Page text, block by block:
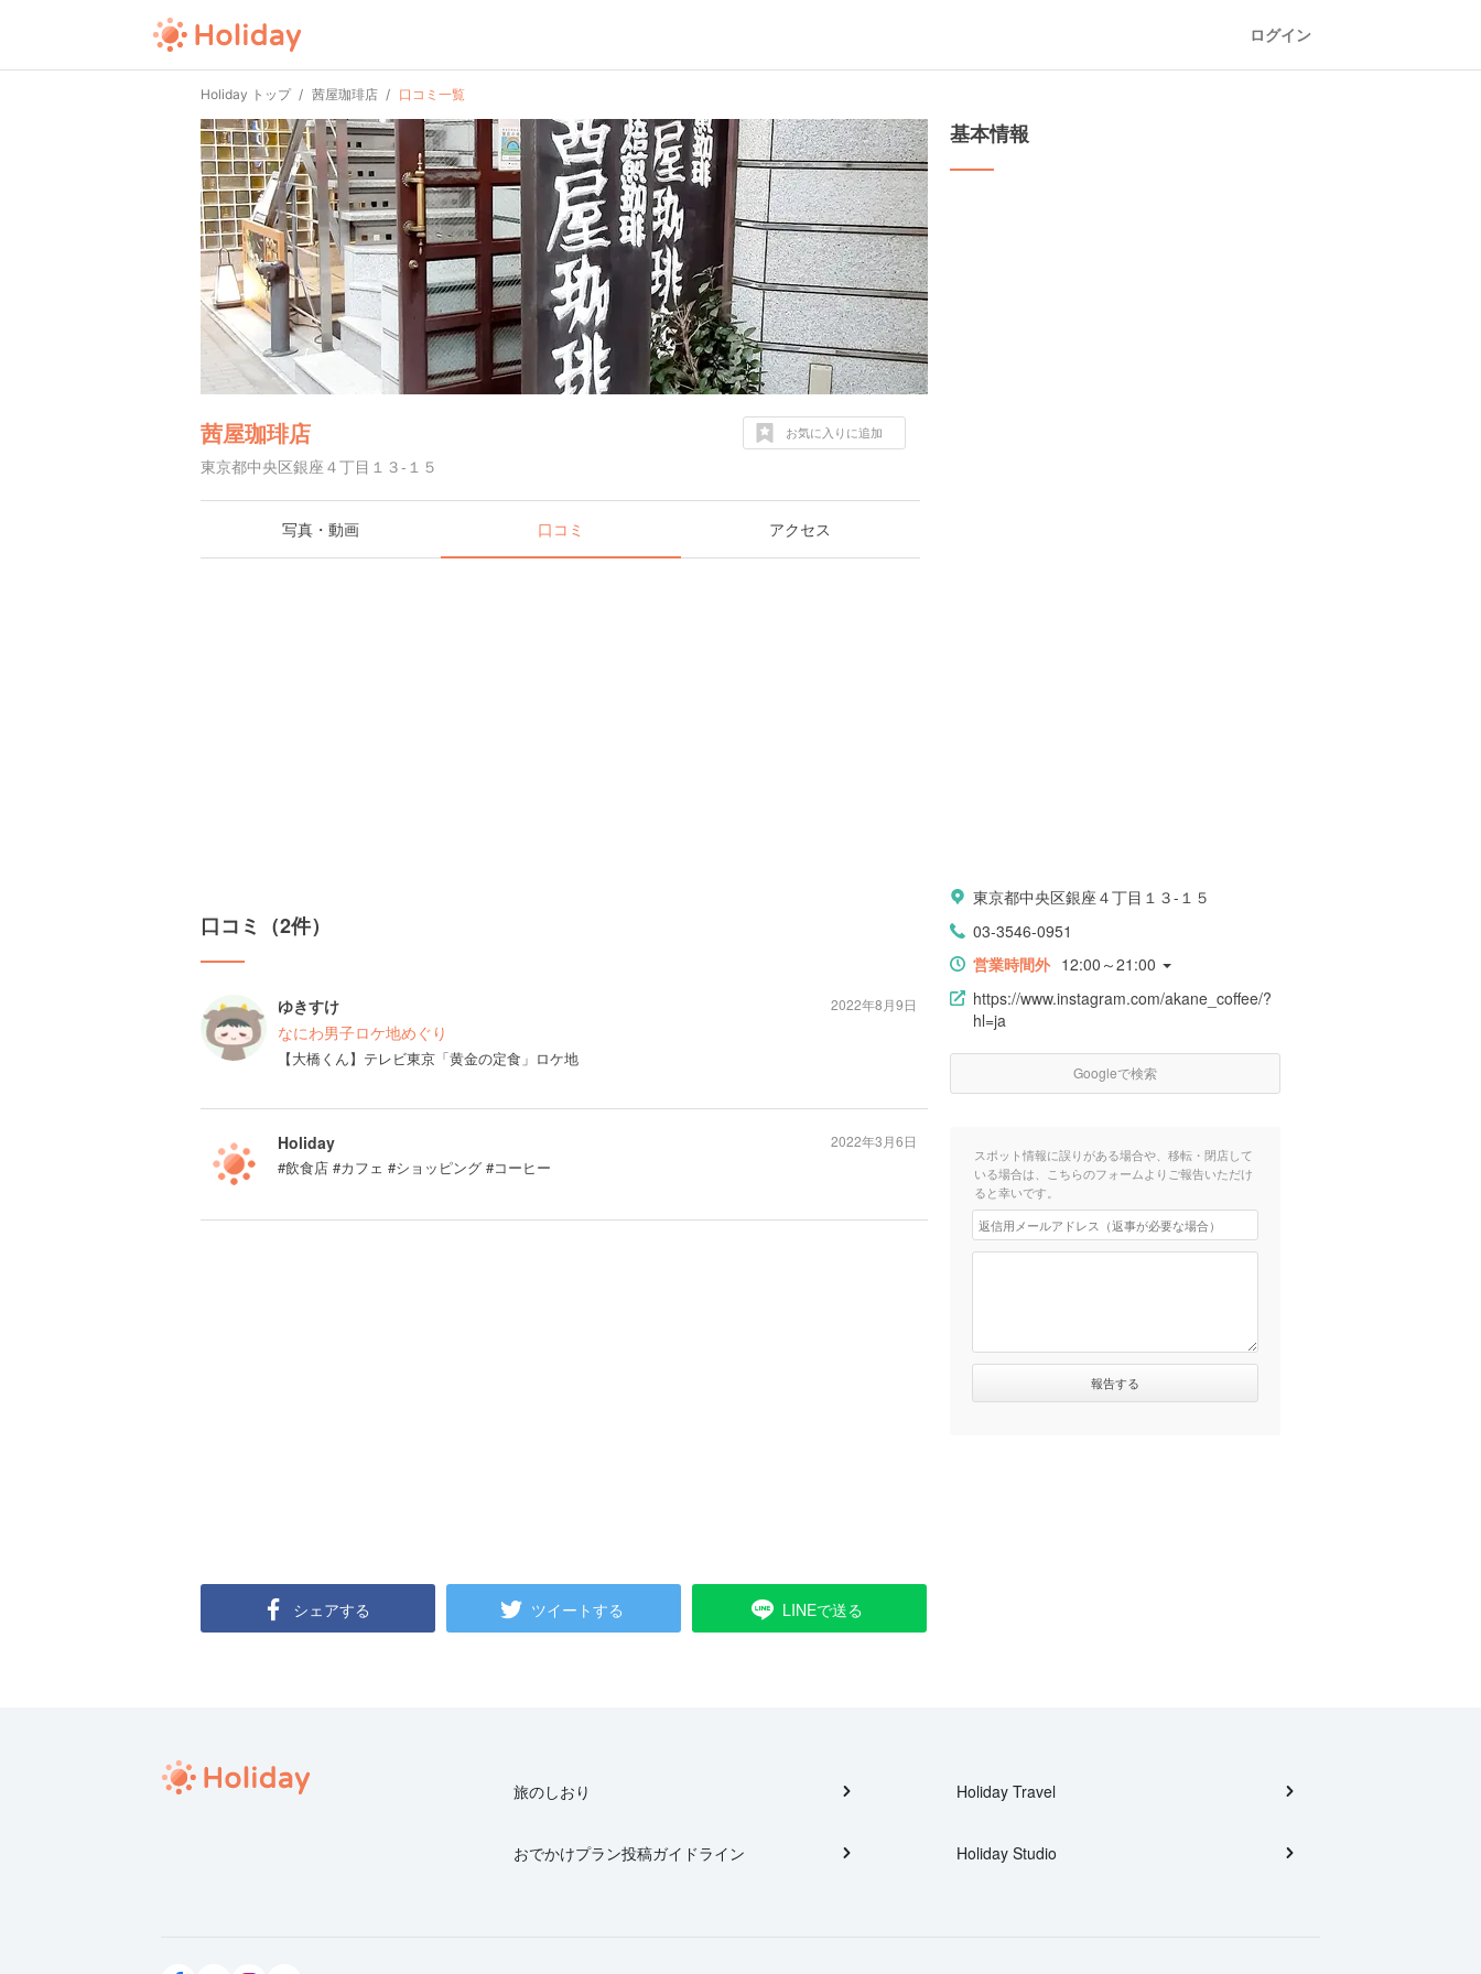
ログイン
Holiday トップ 茜屋珈琲店 口コミ一覧
茜屋珈琲店
東京都中央区銀座４丁目１３-１５
お気に入りに追加
写真・動画 口コミ アクセス
口コミ（2件）
ゆきすけ
なにわ男子ロケ地めぐり
【大橋くん】テレビ東京「黄金の定食」ロケ地
2022年8月9日
Holiday
#飲食店 #カフェ #ショッピング #コーヒー
2022年3月6日
シェアする ツイートする LINEで送る
基本情報
東京都中央区銀座４丁目１３-１５
03-3546-0951
営業時間外 12:00～21:00
https://www.instagram.com/akane_coffee/?
hl=ja
Googleで検索
スポット情報に誤りがある場合や、移転・閉店して
いる場合は、こちらのフォームよりご報告いただけ
ると幸いです。
旅のしおり
おでかけプラン投稿ガイドライン
Holiday Travel
Holiday Studio